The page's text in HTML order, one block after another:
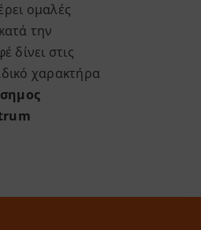
ομαλές
την
δίνει στις
χαρακτήρα